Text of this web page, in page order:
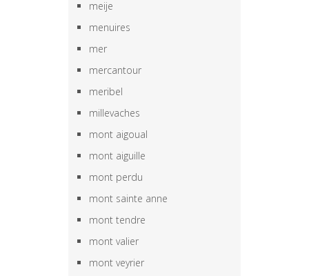
meije
menuires
mer
mercantour
meribel
millevaches
mont aigoual
mont aiguille
mont perdu
mont sainte anne
mont tendre
mont valier
mont veyrier